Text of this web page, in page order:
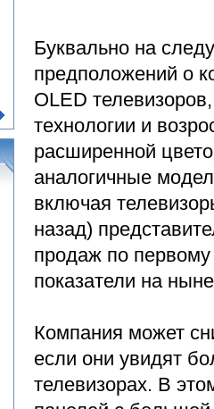
Буквально на
предположений о
OLED
технологии и
расширенной
аналогичные
включая
назад)
продаж по
показатели на
Компания может
если они увидят
телевизорах. В